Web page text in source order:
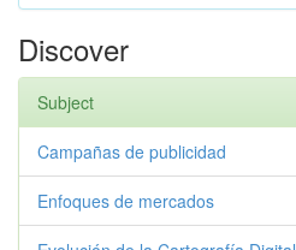
Discover
Subject
Campañas de publicidad
Enfoques de mercados